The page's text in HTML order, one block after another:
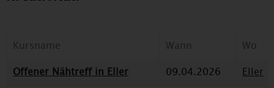
Kursname Wann
Wo
Offener Nähtreff in Eller
09.04.2026
Eller